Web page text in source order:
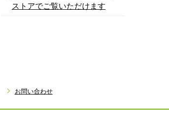
ストアでご覧いただけます
お問い合わせ